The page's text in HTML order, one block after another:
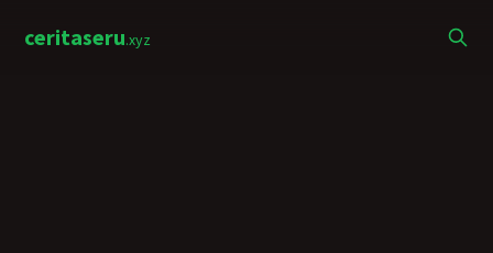
ceritaseru.xyz